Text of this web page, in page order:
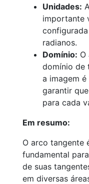
Unidades:
importante
radianos.
Domínio: O
domínio de
a imagem
garantir
para cada
Em resumo:
O arco tangente
fundamental
de suas
em diversas